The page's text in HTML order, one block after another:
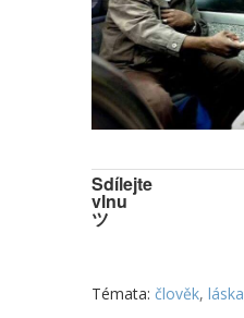
Sdílejte
vlnu
ツ
Témata: člověk, láska